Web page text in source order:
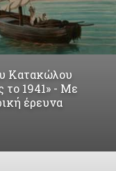
Κατακώλου
το 1941» - Με
έρευνα